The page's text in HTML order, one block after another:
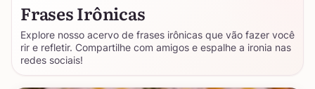
Frases Irônicas
Explore nosso acervo de frases irônicas que vão fazer você
rir e refletir. Compartilhe com amigos e espalhe a ironia nas
redes sociais!